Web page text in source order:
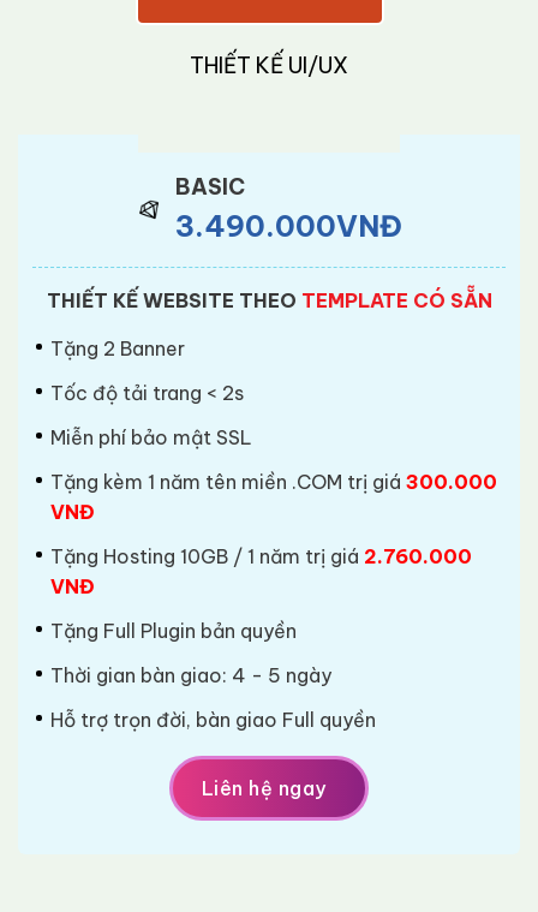
THIẾT KẾ UI/UX
BASIC
3.490.000VNĐ
THIẾT KẾ WEBSITE THEO TEMPLATE CÓ SẴN
Tặng 2 Banner
Tốc độ tải trang < 2s
Miễn phí bảo mật SSL
Tặng kèm 1 năm tên miền .COM trị giá 300.000
VNĐ
Tặng Hosting 10GB / 1 năm trị giá 2.760.000
VNĐ
Tặng Full Plugin bản quyền
Thời gian bàn giao: 4 - 5 ngày
Hỗ trợ trọn đời, bàn giao Full quyền
Liên hệ ngay